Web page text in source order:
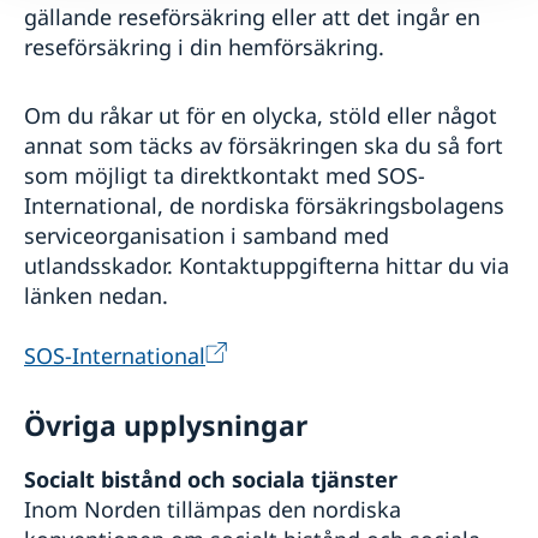
gällande reseförsäkring eller att det ingår en
reseförsäkring i din hemförsäkring.
Om du råkar ut för en olycka, stöld eller något
annat som täcks av försäkringen ska du så fort
som möjligt ta direktkontakt med SOS-
International, de nordiska försäkringsbolagens
serviceorganisation i samband med
utlandsskador. Kontaktuppgifterna hittar du via
länken nedan.
SOS-International
Övriga upplysningar
Socialt bistånd och sociala tjänster
Inom Norden tillämpas den nordiska